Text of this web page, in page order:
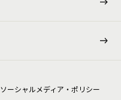
ソーシャルメディア・ポリシー